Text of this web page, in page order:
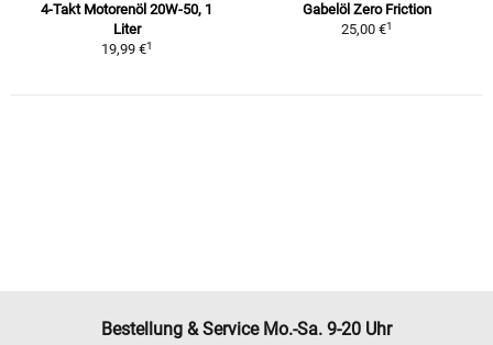
4-Takt Motorenöl 20W-50, 1
Liter
19,99 €1
Gabelöl Zero Friction
25,00 €1
Bestellung & Service Mo.-Sa. 9-20 Uhr